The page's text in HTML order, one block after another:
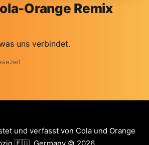
Orange Remix
uns verbindet.
und verfasst von Cola und Orange